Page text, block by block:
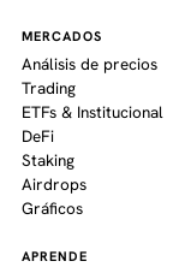
MERCADOS
Análisis de precios
Trading
ETFs & Institucional
DeFi
Staking
Airdrops
Gráficos
APRENDE